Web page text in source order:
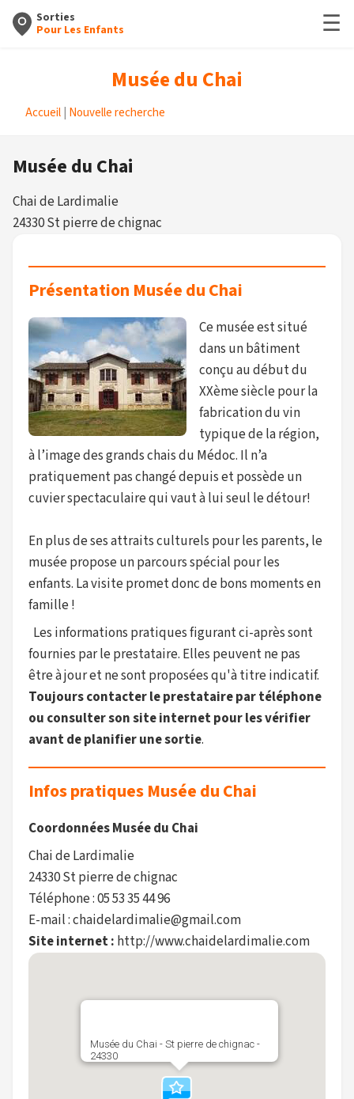
Sorties
Pour Les Enfants
☰
Musée du Chai
Accueil Nouvelle recherche
Musée du Chai
Chai de Lardimalie
24330 St pierre de chignac
Présentation Musée du Chai
Ce musée est situé
dans un bâtiment
conçu au début du
XXème siècle pour la
fabrication du vin
typique de la région,
à l’image des grands chais du Médoc. Il n’a
pratiquement pas changé depuis et possède un
cuvier spectaculaire qui vaut à lui seul le détour!
En plus de ses attraits culturels pour les parents, le
musée propose un parcours spécial pour les
enfants. La visite promet donc de bons moments en
famille !
Les informations pratiques figurant ci-après sont
fournies par le prestataire. Elles peuvent ne pas
être à jour et ne sont proposées qu'à titre indicatif.
Toujours contacter le prestataire par téléphone
ou consulter son site internet pour les vérifier
avant de planifier une sortie.
Infos pratiques Musée du Chai
Coordonnées Musée du Chai
Chai de Lardimalie
24330 St pierre de chignac
Téléphone : 05 53 35 44 96
E-mail : chaidelardimalie@gmail.com
Site internet : http://www.chaidelardimalie.com
Musée du Chai - St pierre de chignac -
24330